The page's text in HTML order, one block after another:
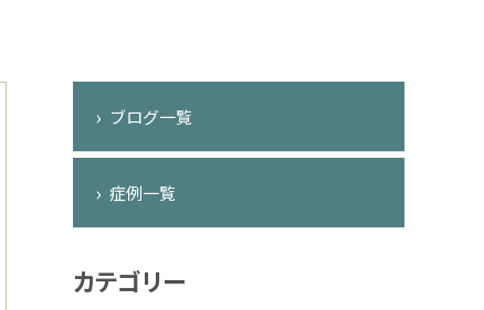
ブログ一覧
症例一覧
カテゴリー